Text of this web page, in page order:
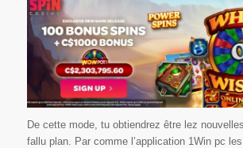
De cette mode, tu obtiendrez être lez
fallu plan. Par comme l’application 1Win pc